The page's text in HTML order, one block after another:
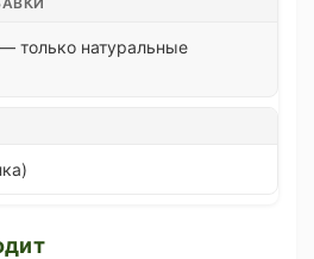
только натуральные